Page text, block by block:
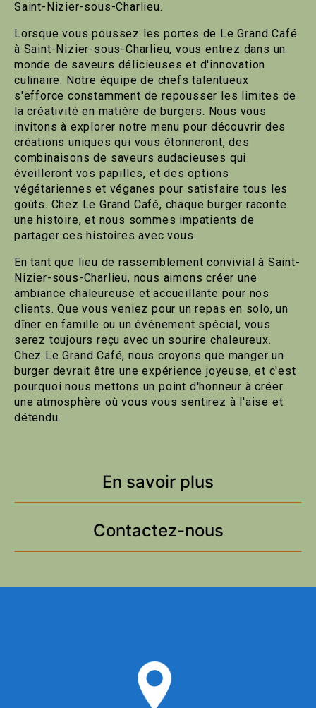
Saint-Nizier-sous-Charlieu.
Lorsque vous poussez les portes de Le Grand Café
à Saint-Nizier-sous-Charlieu, vous entrez dans un
monde de saveurs délicieuses et d'innovation
culinaire. Notre équipe de chefs talentueux
s'efforce constamment de repousser les limites de
la créativité en matière de burgers. Nous vous
invitons à explorer notre menu pour découvrir des
créations uniques qui vous étonneront, des
combinaisons de saveurs audacieuses qui
éveilleront vos papilles, et des options
végétariennes et véganes pour satisfaire tous les
goûts. Chez Le Grand Café, chaque burger raconte
une histoire, et nous sommes impatients de
partager ces histoires avec vous.
En tant que lieu de rassemblement convivial à Saint-
Nizier-sous-Charlieu, nous aimons créer une
ambiance chaleureuse et accueillante pour nos
clients. Que vous veniez pour un repas en solo, un
dîner en famille ou un événement spécial, vous
serez toujours reçu avec un sourire chaleureux.
Chez Le Grand Café, nous croyons que manger un
burger devrait être une expérience joyeuse, et c'est
pourquoi nous mettons un point d'honneur à créer
une atmosphère où vous vous sentirez à l'aise et
détendu.
En savoir plus
Contactez-nous